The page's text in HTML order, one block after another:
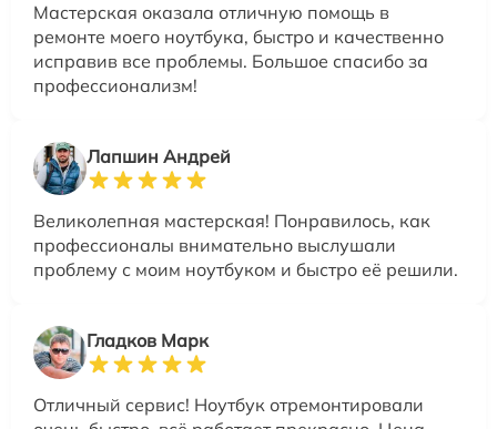
Мастерская оказала отличную помощь в
ремонте моего ноутбука, быстро и качественно
исправив все проблемы. Большое спасибо за
профессионализм!
Лапшин Андрей
Великолепная мастерская! Понравилось, как
профессионалы внимательно выслушали
проблему с моим ноутбуком и быстро её решили.
Гладков Марк
Отличный сервис! Ноутбук отремонтировали